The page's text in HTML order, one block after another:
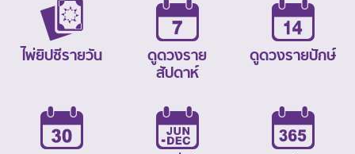
ไพ่ยิปซีรายวัน
ดูดวงราย
สัปดาห์
ดูดวงรายปักษ์